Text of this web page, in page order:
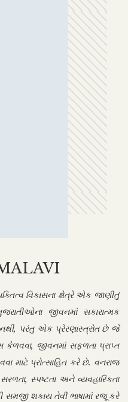
વિકાસના ક્ષેત્રે એક જાણીતું
જીવનમાં સકારાત્મક
પરંતુ એક પ્રેરણાસ્ત્રોત છે જે
કેળવવા, જીવનમાં સફળતા પ્રાપ્ત
માટે પ્રોત્સાહિત કરે છે. વનરાજ
સ્પષ્ટતા અને વ્યવહારિકતા
શકાય તેવી ભાષામાં રજૂ કરે